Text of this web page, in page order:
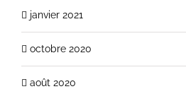
janvier 2021
octobre 2020
août 2020